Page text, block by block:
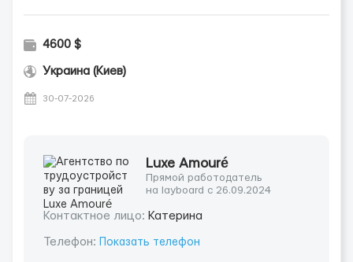
4600 $
Украина (Киев)
30-07-2026
Luxe Amouré
Прямой работодатель
на layboard с 26.09.2024
Контактное лицо: Катерина
Телефон: Показать телефон